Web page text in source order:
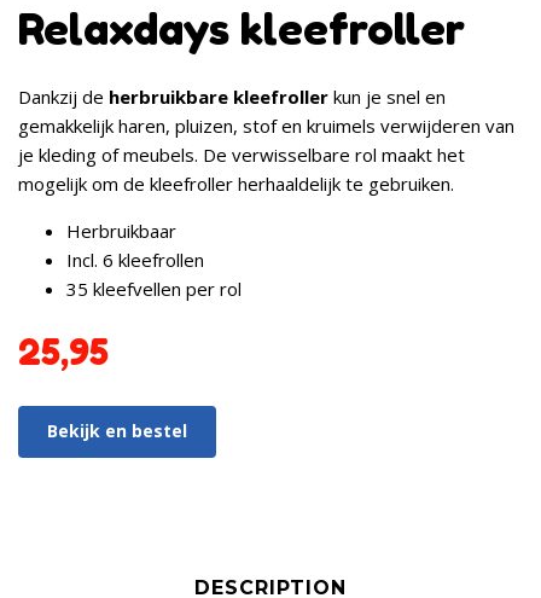
Relaxdays kleefroller
Dankzij de herbruikbare kleefroller kun je snel en
gemakkelijk haren, pluizen, stof en kruimels verwijderen van
je kleding of meubels. De verwisselbare rol maakt het
mogelijk om de kleefroller herhaaldelijk te gebruiken.
Herbruikbaar
Incl. 6 kleefrollen
35 kleefvellen per rol
25,95
Bekijk en bestel